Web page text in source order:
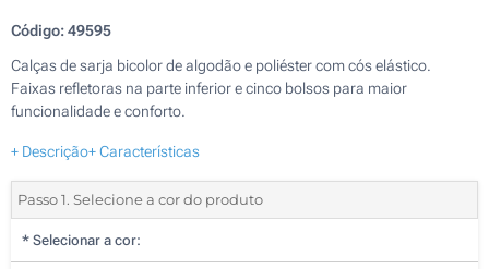
Código:49595
Calças de sarja bicolor de algodão e poliéster com cós elástico.
Faixas refletoras na parte inferior e cinco bolsos para maior
funcionalidade e conforto.
+ Descrição+ Características
Passo 1. Selecione a cor do produto
* Selecionar a cor: